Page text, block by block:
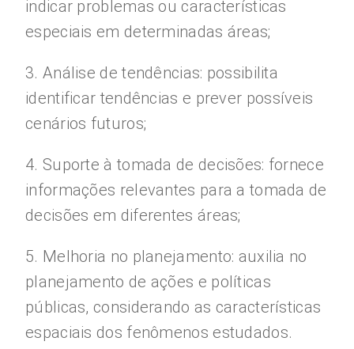
indicar problemas ou características
especiais em determinadas áreas;
3. Análise de tendências: possibilita
identificar tendências e prever possíveis
cenários futuros;
4. Suporte à tomada de decisões: fornece
informações relevantes para a tomada de
decisões em diferentes áreas;
5. Melhoria no planejamento: auxilia no
planejamento de ações e políticas
públicas, considerando as características
espaciais dos fenômenos estudados.